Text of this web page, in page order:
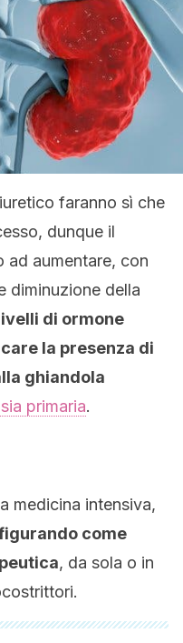
faranno sì che
dunque il
ad aumentare, con
diminuzione della
di ormone
la presenza di
ghiandola
primaria.
medicina intensiva,
come
, da sola o in